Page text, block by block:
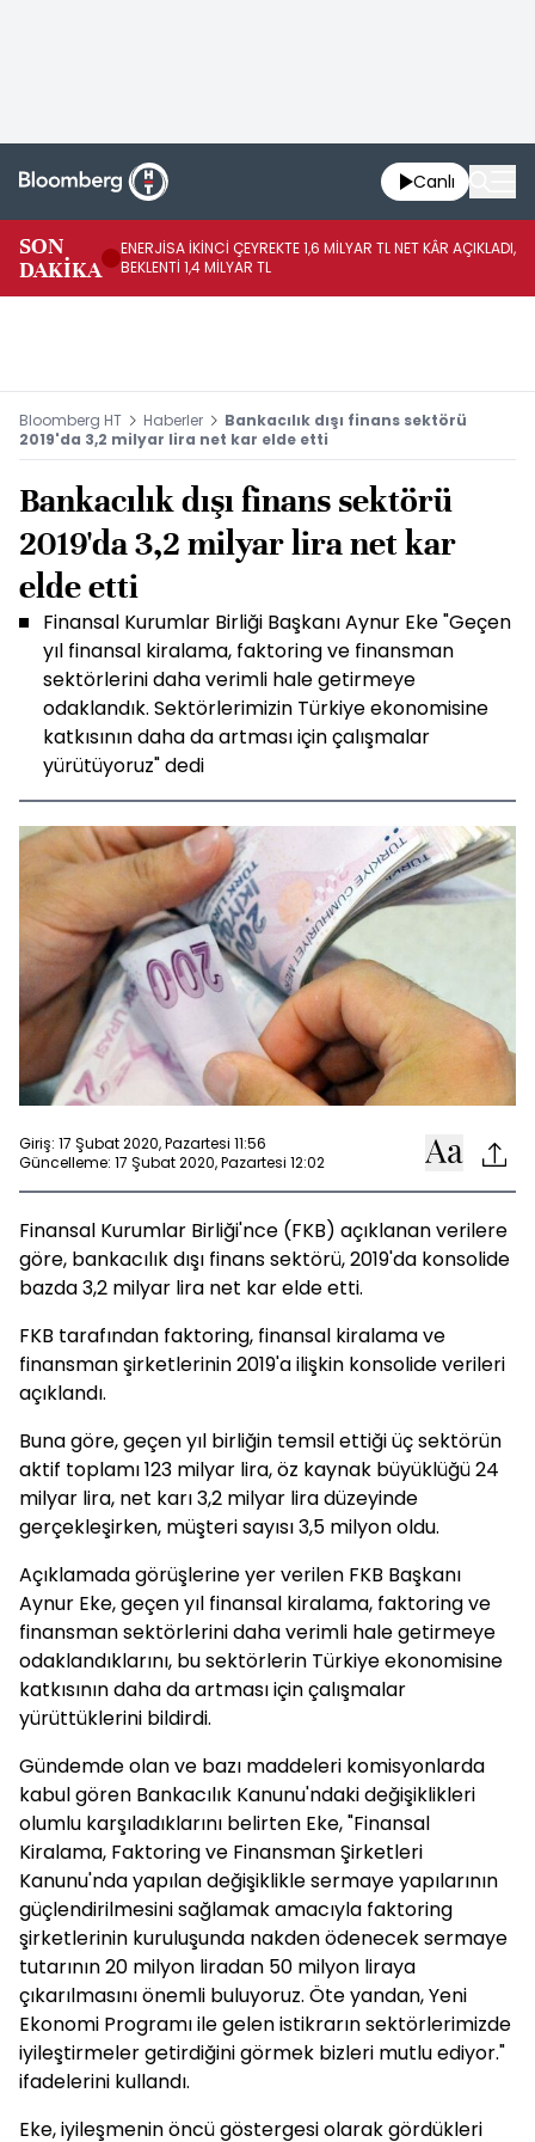
Canlı
SON
DAKİKA
ENERJİSA İKİNCİ ÇEYREKTE 1,6 MİLYAR TL NET KÂR AÇIKLADI,
BEKLENTİ 1,4 MİLYAR TL
Bloomberg HT Haberler
Bankacılık dışı finans sektörü
2019'da 3,2 milyar lira net kar elde etti
Bankacılık dışı finans sektörü
2019'da 3,2 milyar lira net kar
elde etti
Finansal Kurumlar Birliği Başkanı Aynur Eke "Geçen
yıl finansal kiralama, faktoring ve finansman
sektörlerini daha verimli hale getirmeye
odaklandık. Sektörlerimizin Türkiye ekonomisine
katkısının daha da artması için çalışmalar
yürütüyoruz" dedi
Giriş: 17 Şubat 2020, Pazartesi 11:56
Güncelleme: 17 Şubat 2020, Pazartesi 12:02
Finansal Kurumlar Birliği'nce (FKB) açıklanan verilere
göre, bankacılık dışı finans sektörü, 2019'da konsolide
bazda 3,2 milyar lira net kar elde etti.
FKB tarafından faktoring, finansal kiralama ve
finansman şirketlerinin 2019'a ilişkin konsolide verileri
açıklandı.
Buna göre, geçen yıl birliğin temsil ettiği üç sektörün
aktif toplamı 123 milyar lira, öz kaynak büyüklüğü 24
milyar lira, net karı 3,2 milyar lira düzeyinde
gerçekleşirken, müşteri sayısı 3,5 milyon oldu.
Açıklamada görüşlerine yer verilen FKB Başkanı
Aynur Eke, geçen yıl finansal kiralama, faktoring ve
finansman sektörlerini daha verimli hale getirmeye
odaklandıklarını, bu sektörlerin Türkiye ekonomisine
katkısının daha da artması için çalışmalar
yürüttüklerini bildirdi.
Gündemde olan ve bazı maddeleri komisyonlarda
kabul gören Bankacılık Kanunu'ndaki değişiklikleri
olumlu karşıladıklarını belirten Eke, "Finansal
Kiralama, Faktoring ve Finansman Şirketleri
Kanunu'nda yapılan değişiklikle sermaye yapılarının
güçlendirilmesini sağlamak amacıyla faktoring
şirketlerinin kuruluşunda nakden ödenecek sermaye
tutarının 20 milyon liradan 50 milyon liraya
çıkarılmasını önemli buluyoruz. Öte yandan, Yeni
Ekonomi Programı ile gelen istikrarın sektörlerimizde
iyileştirmeler getirdiğini görmek bizleri mutlu ediyor."
ifadelerini kullandı.
Eke, iyileşmenin öncü göstergesi olarak gördükleri